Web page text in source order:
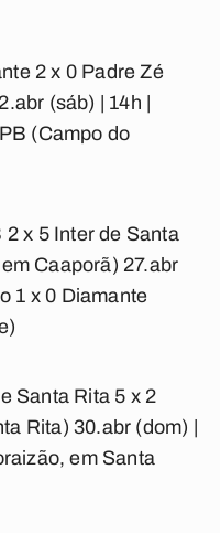
2 x 0 Padre Zé
(sáb) | 14h |
(Campo do
2 x 5 Inter de Santa
Caaporã) 27.abr
1 x 0 Diamante
Santa Rita 5 x 2
Rita) 30.abr (dom) |
em Santa